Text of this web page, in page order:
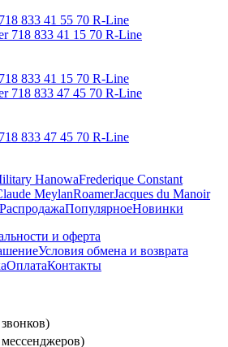
833 41 55 70 R-Line
833 41 15 70 R-Line
833 47 45 70 R-Line
HanowaFrederique Constant
MeylanRoamerJacques du Manoir
РаспродажаПопулярноеНовинки
и оферта
Условия обмена и возврата
ОплатаКонтакты